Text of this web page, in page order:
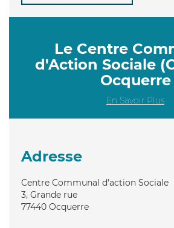
Le Centre
d'Action Sociale
Ocquerre
En Savoir Plus
Adresse
Centre Communal d'action Sociale
3, Grande rue
77440 Ocquerre